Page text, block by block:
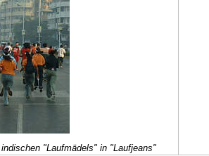
"Laufmädels" in "Laufjeans"